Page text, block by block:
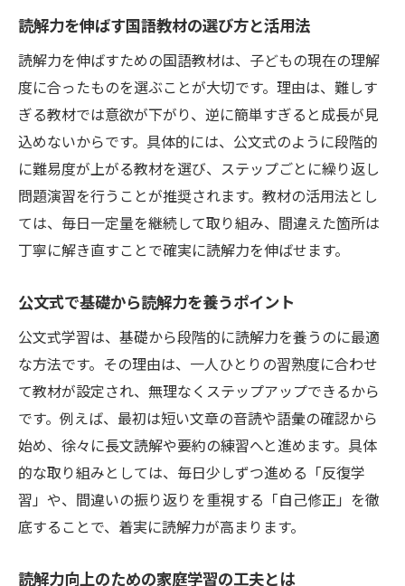
公文式が小学生の国語読解力に効果的な理
由
読解力を高める公文式教材の活用ポイント
自学自習を促す公文式学習の特徴と成果
国語力アップのための公文式家庭サポート
術
読解力基礎から応用まで段階的に伸ばす方
法
読解力がない原因と小学生の克服ポイント
小学生の国語読解力不足の主な原因を解説
公文式で苦手を克服するポイントとは
国語力弱化を防ぐ毎日の学習習慣づくり
読解力不足に気づいた時の声かけと支援
子どもの国語読解力を高める家庭の工夫
家庭でできる小学生向け国語読解力サポー
ト
親子で楽しむ読解力アップの学習習慣
読解力を伸ばす国語教材の選び方と活用法
読解力を伸ばすための国語教材は、子どもの現在の理解
度に合ったものを選ぶことが大切です。理由は、難しす
ぎる教材では意欲が下がり、逆に簡単すぎると成長が見
込めないからです。具体的には、公文式のように段階的
に難易度が上がる教材を選び、ステップごとに繰り返し
問題演習を行うことが推奨されます。教材の活用法とし
ては、毎日一定量を継続して取り組み、間違えた箇所は
丁寧に解き直すことで確実に読解力を伸ばせます。
公文式で基礎から読解力を養うポイント
公文式学習は、基礎から段階的に読解力を養うのに最適
な方法です。その理由は、一人ひとりの習熟度に合わせ
て教材が設定され、無理なくステップアップできるから
です。例えば、最初は短い文章の音読や語彙の確認から
始め、徐々に長文読解や要約の練習へと進めます。具体
的な取り組みとしては、毎日少しずつ進める「反復学
習」や、間違いの振り返りを重視する「自己修正」を徹
底することで、着実に読解力が高まります。
読解力向上のための家庭学習の工夫とは